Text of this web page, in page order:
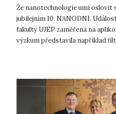
Že nanotechnologie umí
jubilejním 10. NANODNI.
fakulty UJEP zaměřená na
výzkum představila například